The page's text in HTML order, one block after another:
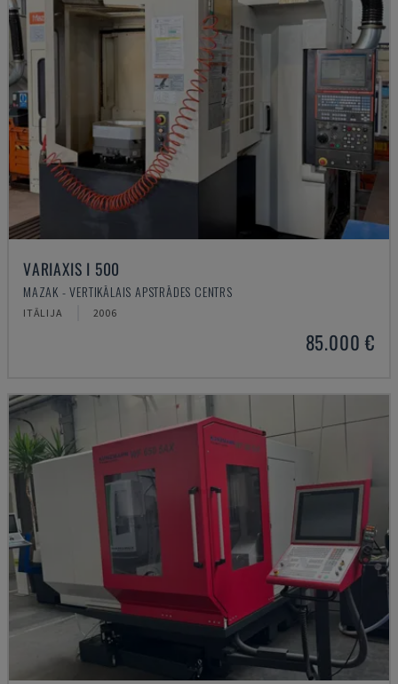
VARIAXIS I 500
MAZAK - VERTIKĀLAIS APSTRĀDES CENTRS
ITĀLIJA 2006
85.000 €